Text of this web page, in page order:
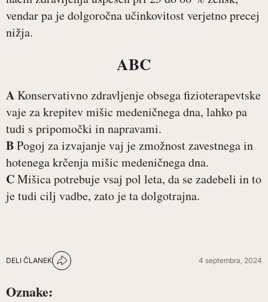
vendar pa je dolgoročna učinkovitost verjetno precej
nižja.
ABC
AKonservativno zdravljenje obsega fizioterapevtske
vaje za krepitev mišic medeničnega dna, lahko pa
tudi s pripomočki in napravami.
BPogoj za izvajanje vaj je zmožnost zavestnega in
hotenega krčenja mišic medeničnega dna.
CMišica potrebuje vsaj pol leta, da se zadebeli in to
je tudi cilj vadbe, zato je ta dolgotrajna.
DELI ČLANEK 4 septembra, 2024
Oznake: